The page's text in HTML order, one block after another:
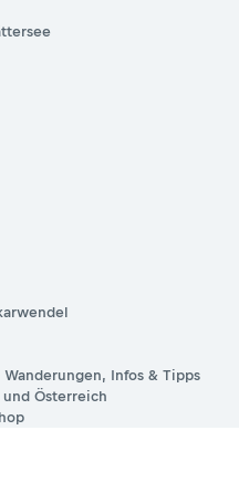
Infos & Tipps
Österreich